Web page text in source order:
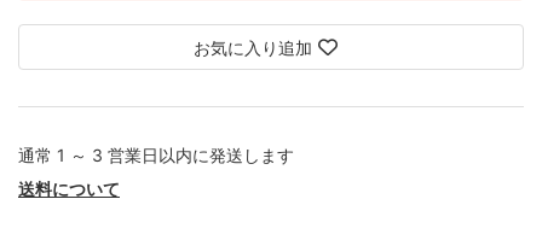
お気に入り追加
通常 1 ～ 3 営業日以内に発送します
送料について